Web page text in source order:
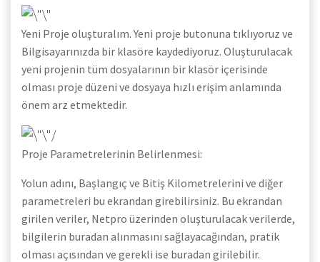
Yeni Proje oluşturalım. Yeni proje butonuna tıklıyoruz ve
Bilgisayarınızda bir klasöre kaydediyoruz. Oluşturulacak
yeni projenin tüm dosyalarının bir klasör içerisinde
olması proje düzeni ve dosyaya hızlı erişim anlamında
önem arz etmektedir.
Proje Parametrelerinin Belirlenmesi:
Yolun adını, Başlangıç ve Bitiş Kilometrelerini ve diğer
parametreleri bu ekrandan girebilirsiniz. Bu ekrandan
girilen veriler, Netpro üzerinden oluşturulacak verilerde,
bilgilerin buradan alınmasını sağlayacağından, pratik
olması açısından ve gerekli ise buradan girilebilir.